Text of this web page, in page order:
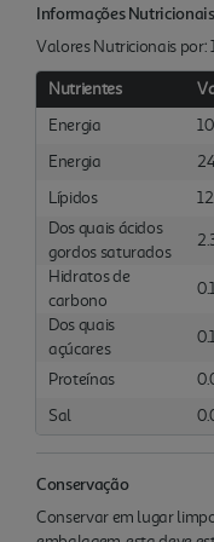
Informações Nutricionais
Valores Nutricionais por:
Nutrientes
Energia
Energia
Lípidos
Dos quais ácidos
gordos saturados
Hidratos de
carbono
Dos quais
açúcares
Proteínas
Sal
Conservação
Conservar em lugar